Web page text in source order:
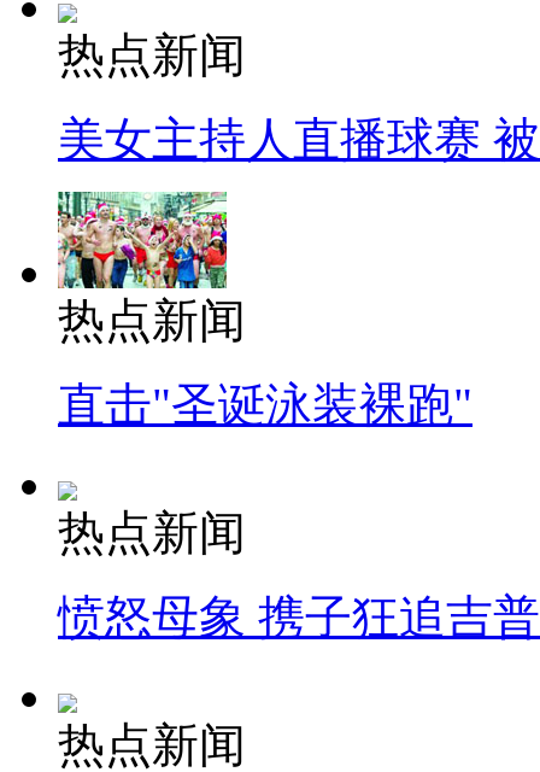
热点新闻
美女主持人直播球赛
热点新闻
直击"圣诞泳装裸跑"
热点新闻
愤怒母象 携子狂追吉
热点新闻